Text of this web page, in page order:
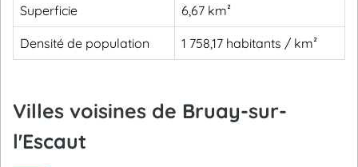
Superficie 6,67 km²
Densité de population 1 758,17 habitants / km²
Villes voisines de Bruay-sur-
l'Escaut